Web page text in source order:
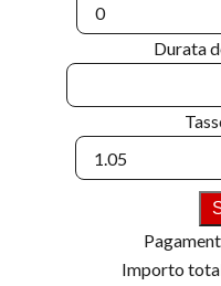
Durata
Importo